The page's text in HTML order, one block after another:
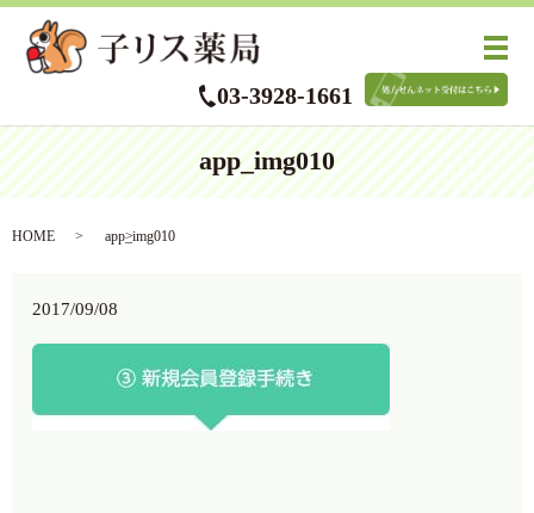
03-3928-1661
メ
app_img010
HOME app_img010
2017/09/08